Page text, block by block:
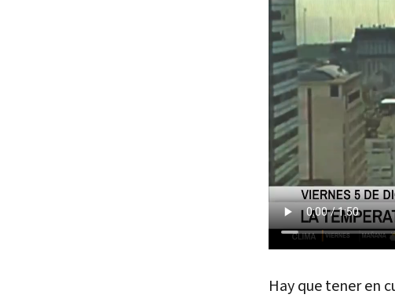
Hay que tener en